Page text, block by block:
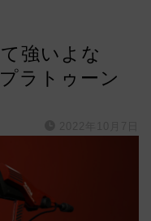
て強いよな
ラトゥーン